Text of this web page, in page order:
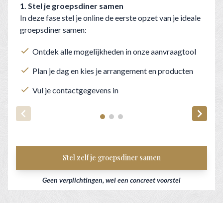
1. Stel je groepsdiner samen
In deze fase stel je online de eerste opzet van je ideale
groepsdiner samen:
Ontdek alle mogelijkheden in onze aanvraagtool
Plan je dag en kies je arrangement en producten
Vul je contactgegevens in
Stel zelf je groepsdiner samen
Geen verplichtingen, wel een concreet voorstel